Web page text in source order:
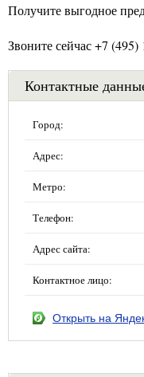
Получите выгодное
Звоните сейчас +7 (495)
Контактные
Город:
Адрес:
Метро:
Телефон:
Адрес сайта:
Контактное лицо:
Открыть на